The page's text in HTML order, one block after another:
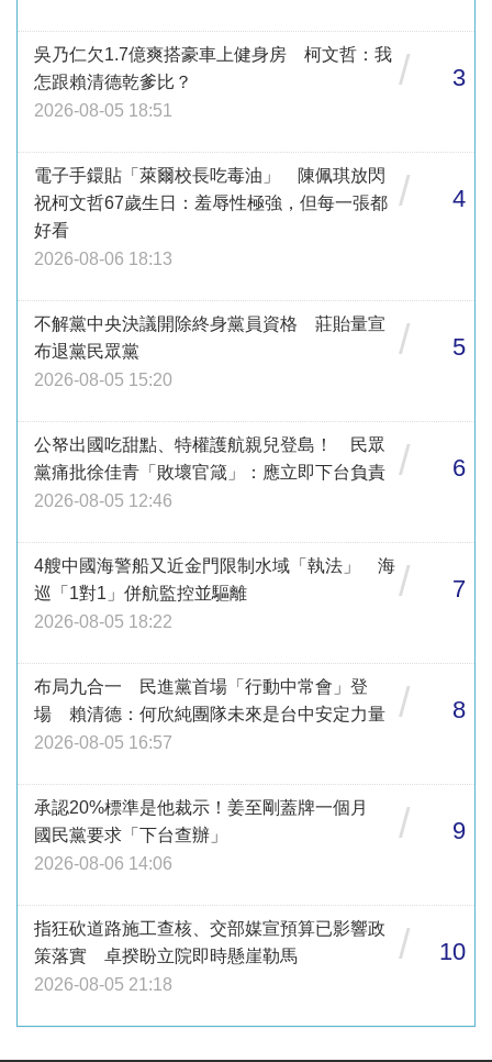
吳乃仁欠1.7億爽搭豪車上健身房 柯文哲：我
怎跟賴清德乾爹比？
2026-08-05 18:51
/ 3
電子手鐶貼「萊爾校長吃毒油」 陳佩琪放閃
祝柯文哲67歲生日：羞辱性極強，但每一張都
好看
2026-08-06 18:13
/ 4
不解黨中央決議開除終身黨員資格 莊貽量宣
布退黨民眾黨
2026-08-05 15:20
/ 5
公帑出國吃甜點、特權護航親兒登島！ 民眾
黨痛批徐佳青「敗壞官箴」：應立即下台負責
2026-08-05 12:46
/ 6
4艘中國海警船又近金門限制水域「執法」 海
巡「1對1」併航監控並驅離
2026-08-05 18:22
/ 7
布局九合一 民進黨首場「行動中常會」登
場 賴清德：何欣純團隊未來是台中安定力量
2026-08-05 16:57
/ 8
承認20%標準是他裁示！姜至剛蓋牌一個月
國民黨要求「下台查辦」
2026-08-06 14:06
/ 9
指狂砍道路施工查核、交部媒宣預算已影響政
策落實 卓揆盼立院即時懸崖勒馬
2026-08-05 21:18
/ 10